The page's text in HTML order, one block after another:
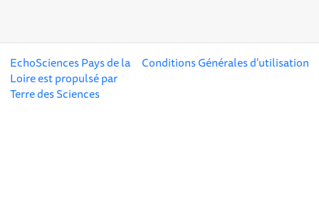
Conditions Générales d'utilisation
EchoSciences Pays de la
Loire est propulsé par
Terre des Sciences